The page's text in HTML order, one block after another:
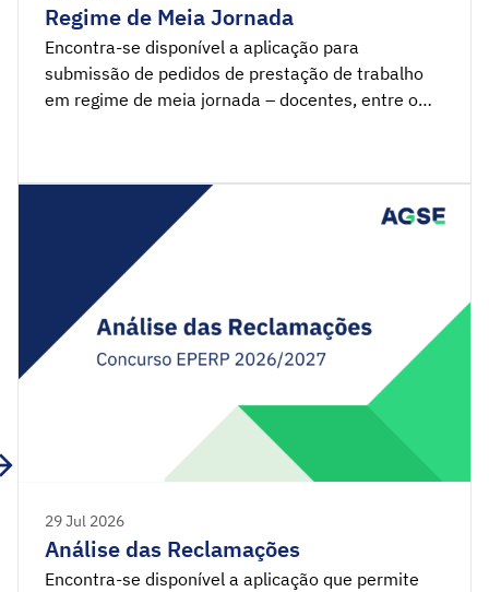
Regime de Meia Jornada
Encontra-se disponível a aplicação para
submissão de pedidos de prestação de trabalho
em regime de meia jornada – docentes, entre o
Anexos Legislação Estatuto da Carreira dos
Educadores de Infância e dos […]
29 Jul 2026
Análise das Reclamações
Encontra-se disponível a aplicação que permite